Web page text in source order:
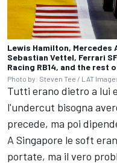
Lewis Hamilton, Mercedes
Sebastian Vettel, Ferrari
Racing RB14, and the rest
Photo by: Steven Tee / LAT
Tutti erano dietro a lui
l'undercut bisogna
precede, ma poi
A Singapore le soft
portate, ma il vero